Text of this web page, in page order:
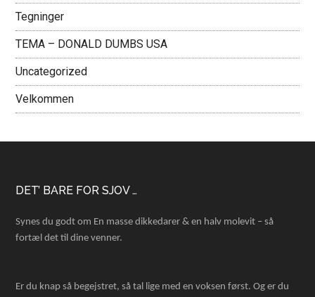
Tegninger
TEMA – DONALD DUMBS USA
Uncategorized
Velkommen
Footer
DET’ BARE FOR SJOV …
Synes du godt om En masse dikkedarer & en halv molevit – så
fortæl det til dine venner.
Er du knap så begejstret, så tal lige med en voksen først. Og er du